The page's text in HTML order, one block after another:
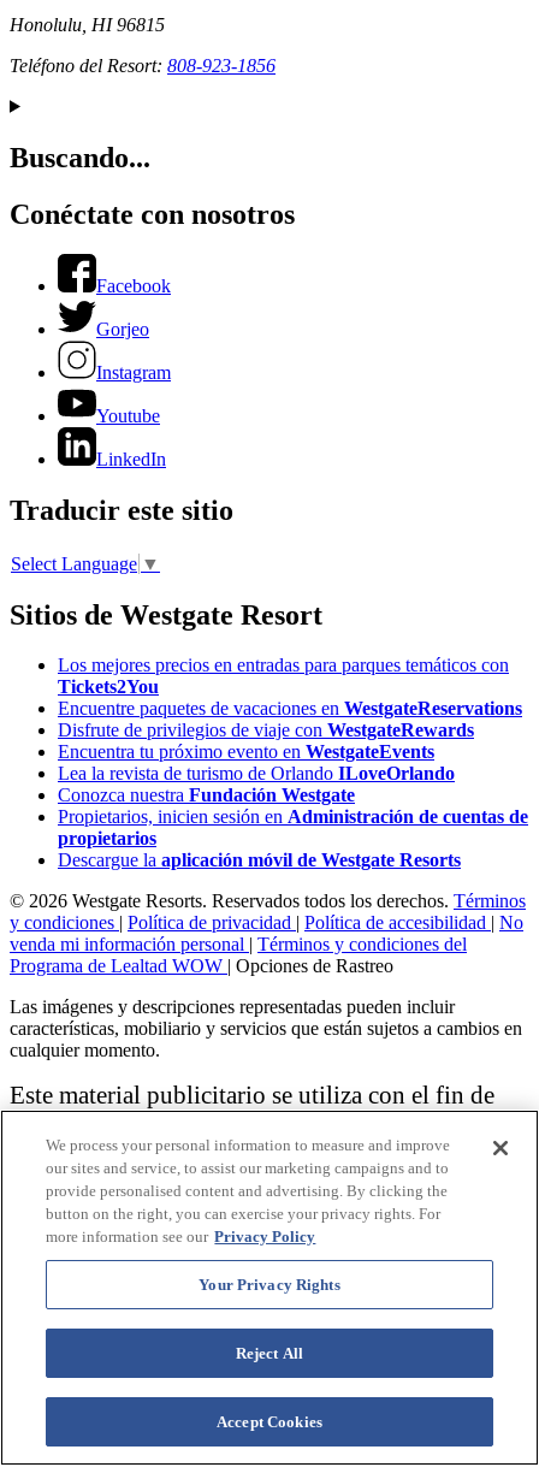
Honolulu, HI 96815
Teléfono del Resort: 808-923-1856
Buscando...
Conéctate con nosotros
Facebook
Gorjeo
Instagram
Youtube
LinkedIn
Traducir este sitio
Select Language ▼
Sitios de Westgate Resort
Los mejores precios en entradas para parques temáticos con
Tickets2You
Encuentre paquetes de vacaciones en WestgateReservations
Disfrute de privilegios de viaje con WestgateRewards
Encuentra tu próximo evento en WestgateEvents
Lea la revista de turismo de Orlando ILoveOrlando
Conozca nuestra Fundación Westgate
Propietarios, inicien sesión en Administración de cuentas de
propietarios
Descargue la aplicación móvil de Westgate Resorts
© 2026 Westgate Resorts. Reservados todos los derechos. Términos
y condiciones | Política de privacidad | Política de accesibilidad | No
venda mi información personal | Términos y condiciones del
Programa de Lealtad WOW | Opciones de Rastreo
Las imágenes y descripciones representadas pueden incluir
características, mobiliario y servicios que están sujetos a cambios en
cualquier momento.
Este material publicitario se utiliza con el fin de
vacacional.
Aviso: las funciones de accesibilidad enumeradas aquí no pretenden
ser una lista exhaustiva o completa de todas las funciones accesibles
de la instalación,
habitaciones y / o comodidades para este Resort específico. Para
obtener información sobre nuestra política de accesibilidad, revise
nuestraPolítica de accesibilidad.
We process your personal information to measure and improve
our sites and service, to assist our marketing campaigns and to
provide personalised content and advertising. By clicking the
button on the right, you can exercise your privacy rights. For
more information see our Privacy Policy
Your Privacy Rights
Reject All
Accept Cookies